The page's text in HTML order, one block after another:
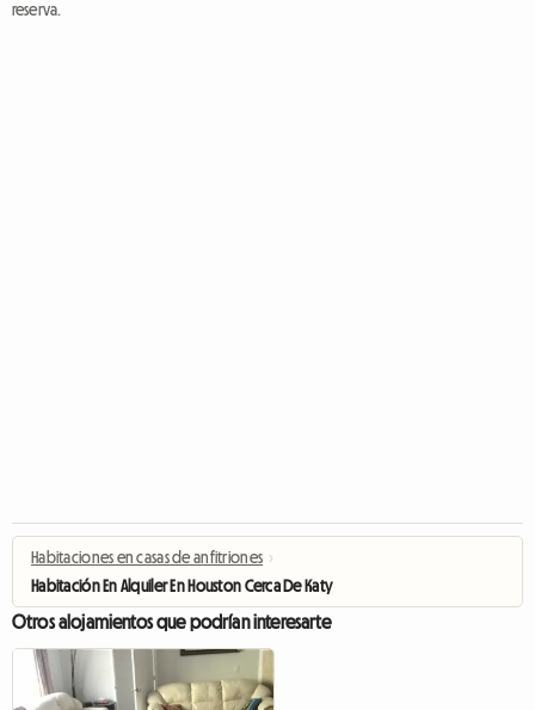
reserva.
Habitaciones en casas de anfitriones ›
Habitación En Alquiler En Houston Cerca De Katy
Otros alojamientos que podrían interesarte